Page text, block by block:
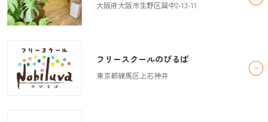
大阪府大阪市生野区巽中2-13-11
フリースクールのびるば
東京都練馬区上石神井